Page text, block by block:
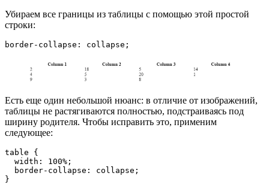
Убираем все границы из таблицы с помощью этой простой
строки:
border-collapse: collapse;
Есть еще один небольшой нюанс: в отличие от изображений,
таблицы не растягиваются полностью, подстраиваясь под
ширину родителя. Чтобы исправить это, применим
следующее:
table {
  width: 100%;
  border-collapse: collapse;
}